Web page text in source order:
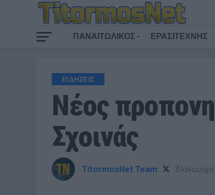
ΠΑΝΑΙΤΩΛΙΚΟΣ ΕΡΑΣΙΤΕΧΝΗΣ
ΕΙΔΗΣΕΙΣ
Νέος
Σχοινάς
TitormosNet Team 3